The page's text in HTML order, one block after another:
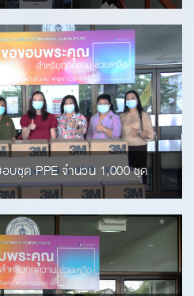
บชุด PPE จำนวน 1,000 ชุด